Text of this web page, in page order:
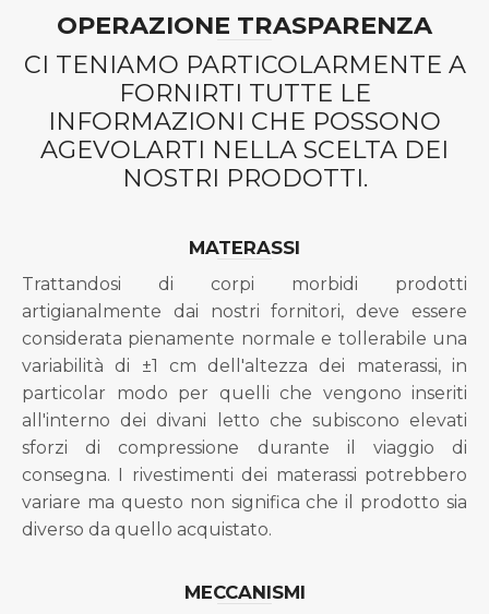
OPERAZIONE TRASPARENZA
CI TENIAMO PARTICOLARMENTE A
FORNIRTI TUTTE LE
INFORMAZIONI CHE POSSONO
AGEVOLARTI NELLA SCELTA DEI
NOSTRI PRODOTTI.
MATERASSI
Trattandosi di corpi morbidi prodotti
artigianalmente dai nostri fornitori, deve essere
considerata pienamente normale e tollerabile una
variabilità di ±1 cm dell'altezza dei materassi, in
particolar modo per quelli che vengono inseriti
all'interno dei divani letto che subiscono elevati
sforzi di compressione durante il viaggio di
consegna. I rivestimenti dei materassi potrebbero
variare ma questo non significa che il prodotto sia
diverso da quello acquistato.
MECCANISMI